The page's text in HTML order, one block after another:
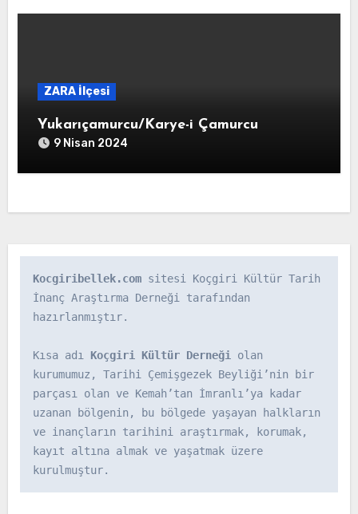
ZARA İlçesi
Yukarıçamurcu/Karye-i Çamurcu
9 Nisan 2024
Kocgiribellek.com sitesi Koçgiri Kültür Tarih
İnanç Araştırma Derneği tarafından
hazırlanmıştır.
Kısa adı Koçgiri Kültür Derneği olan
kurumumuz, Tarihi Çemişgezek Beyliği’nin bir
parçası olan ve Kemah’tan İmranlı’ya kadar
uzanan bölgenin, bu bölgede yaşayan halkların
ve inançların tarihini araştırmak, korumak,
kayıt altına almak ve yaşatmak üzere
kurulmuştur.